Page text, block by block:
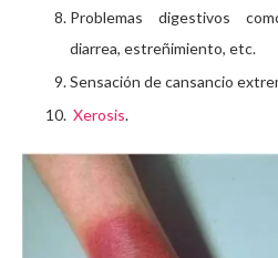
Problemas digestivos
diarrea, estreñimiento, etc.
Sensación de cansancio
Xerosis.